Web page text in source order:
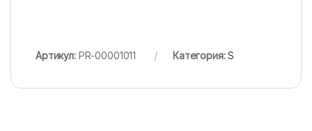
Артикул: PR-00001011 Категория:S